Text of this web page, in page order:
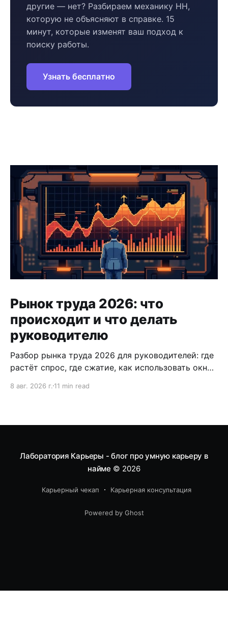
другие — нет? Разбираем механику HH,
которую не объясняют в справке. 15
минут, которые изменят ваш подход к
поиску работы.
Узнать бесплатно
Рынок труда 2026: что
происходит и что делать
руководителю
Разбор рынка труда 2026 для руководителей: где
растёт спрос, где сжатие, как использовать окно
8 авг. 2026 г. 11 min read
Лаборатория Карьеры - блог про умную карьеру в
найме © 2026
Карьерный чекап Карьерная консультация
Powered by Ghost